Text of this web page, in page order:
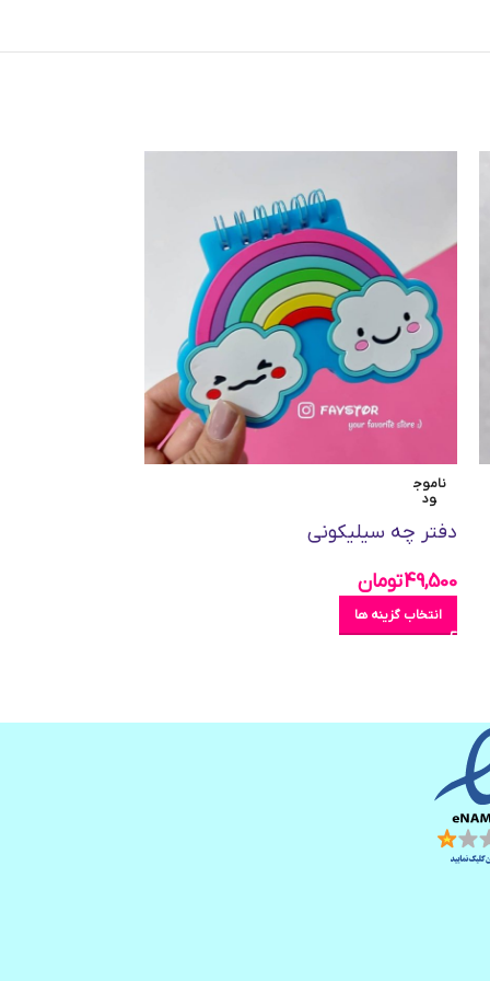
ناموج
ود
دفتر چه سیلیکونی
49,500تومان
انتخاب گزینه ها